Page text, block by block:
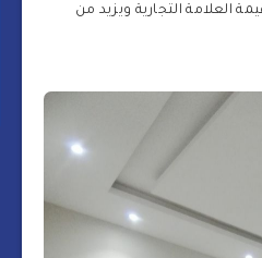
العلامة التجارية ويزيد من